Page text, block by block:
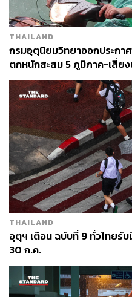
THE
กองบรร
ABOUT
ฐานิส สุ
THAILAND
กรมอุตุนิยมวิทยาออกประกาศ
ตกหนักสะสม 5 ภูมิภาค-เสี่ย
THAILAND
อุตุฯ เตือน ฉบับที่ 9 ทั่วไทยรั
30 ก.ค.